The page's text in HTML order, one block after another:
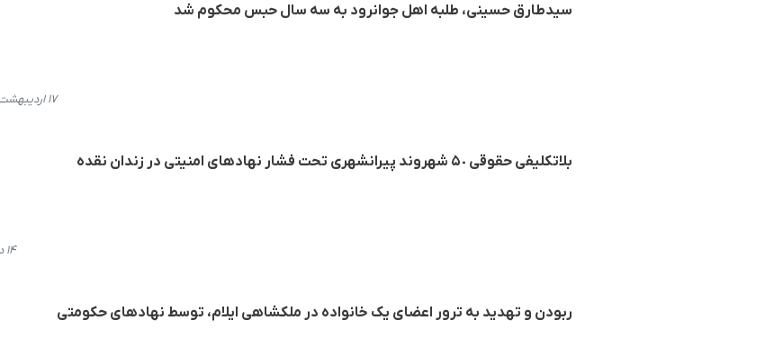
سیدطارق حسینی، طلبه اهل جوانرود به سه سال حبس محکوم شد
۱۷ اردیبهشت ۱۴۰۲، ۱۴:۵۷
بلاتکلیفی حقوقی ۵٠ شهروند پیرانشهری تحت فشار نهادهای امنیتی در زندان نقده
۱۴ دی ۱۴۰۱، ۱۰:۰۰
ربودن و تهدید به ترور اعضای یک خانواده در ملکشاهی ایلام، توسط نهادهای حکومتی